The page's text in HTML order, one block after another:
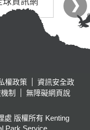
權政策
資訊安全政
制
無障礙網頁說
處 版權所有 Kenting
Park Service,